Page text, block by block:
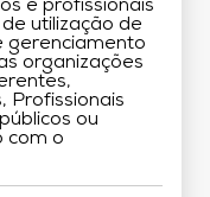
e profissionais
utilização de
gerenciamento
organizações
Profissionais
ou
com o